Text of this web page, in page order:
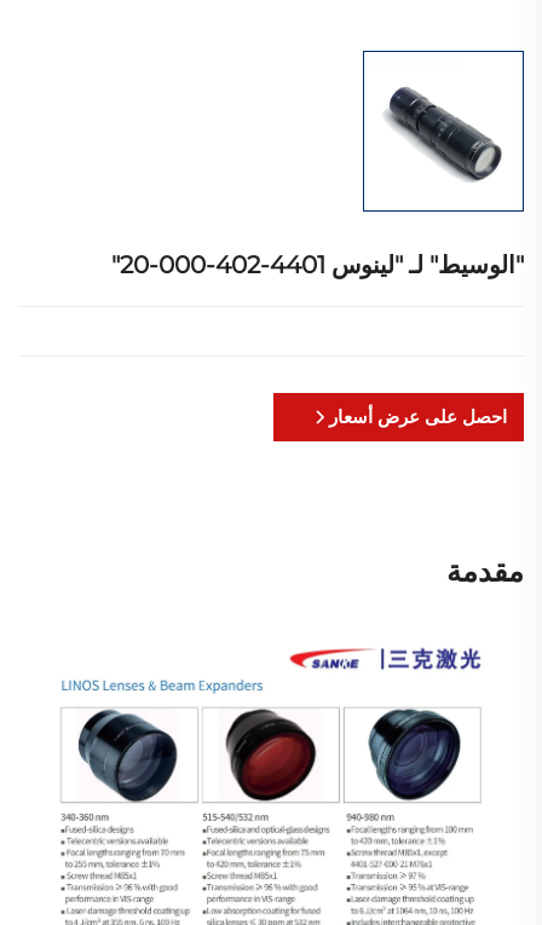
"الوسيط" لـ "لينوس 4401-402-000-20"
احصل على عرض أسعار
مقدمة